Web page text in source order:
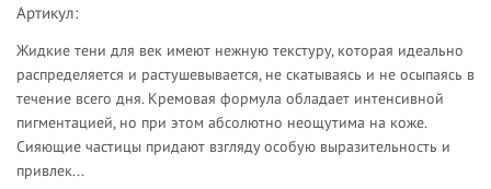
Артикул:
Жидкие тени для век имеют нежную текстуру, которая идеально
распределяется и растушевывается, не скатываясь и не осыпаясь в
течение всего дня. Кремовая формула обладает интенсивной
пигментацией, но при этом абсолютно неощутима на коже.
Сияющие частицы придают взгляду особую выразительность и
привлек...